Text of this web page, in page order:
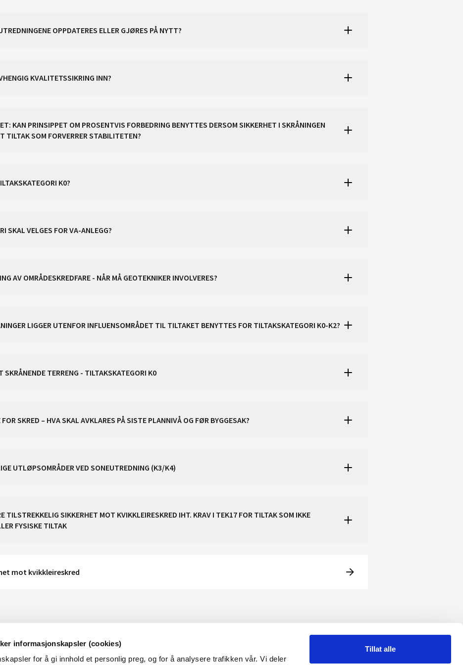
informasjonskapsler (cookies)
for å gi innhold et personlig preg, og for å analysere trafikken vår. Vi deler
Tillat alle
OPPDATERES ELLER GJØRES PÅ NYTT?
KVALITETSSIKRING INN?
KAN PRINSIPPET OM PROSENTVIS FORBEDRING BENYTTES DERSOM SIKKERHET I SKRÅNINGEN
TILTAK SOM FORVERRER STABILITETEN?
K0?
SKAL VELGES FOR VA-ANLEGG?
AV OMRÅDESKREDFARE - NÅR MÅ GEOTEKNIKER INVOLVERES?
LIGGER UTENFOR INFLUENSOMRÅDET TIL TILTAKET BENYTTES FOR TILTAKSKATEGORI K0-K2?
SKRÅNENDE TERRENG - TILTAKSKATEGORI K0
SKRED – HVA SKAL AVKLARES PÅ SISTE PLANNIVÅ OG FØR BYGGESAK?
UTLØPSOMRÅDER VED SONEUTREDNING (K3/K4)
TILSTREKKELIG SIKKERHET MOT KVIKKLEIRESKRED IHT. KRAV I TEK17 FOR TILTAK SOM IKKE
FYSISKE TILTAK
mot kvikkleireskred